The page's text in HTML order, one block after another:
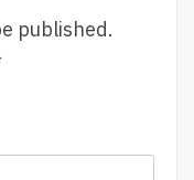
Saat
Ini
published.